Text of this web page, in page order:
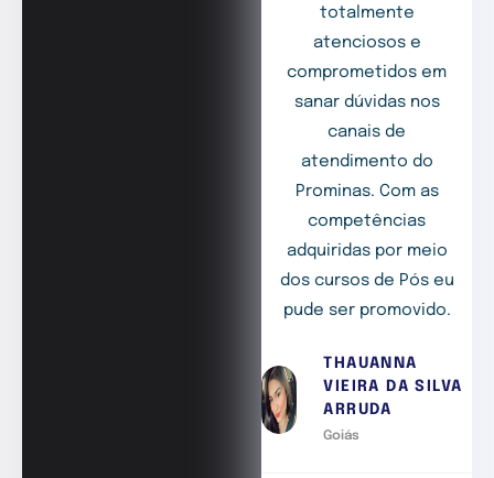
totalmente
atenciosos e
comprometidos em
sanar dúvidas nos
canais de
atendimento do
Prominas. Com as
competências
adquiridas por meio
dos cursos de Pós eu
pude ser promovido.
THAUANNA
VIEIRA DA SILVA
ARRUDA
Goiás